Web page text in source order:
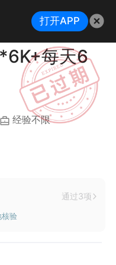
每天6
经验不限
通过3项
核验
打开APP